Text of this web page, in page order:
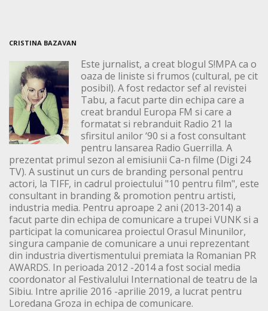
CRISTINA BAZAVAN
Este jurnalist, a creat blogul S!MPA ca o
oaza de liniste si frumos (cultural, pe cit
posibil). A fost redactor sef al revistei
Tabu, a facut parte din echipa care a
creat brandul Europa FM si care a
formatat si rebranduit Radio 21 la
sfirsitul anilor ‘90 si a fost consultant
pentru lansarea Radio Guerrilla. A
prezentat primul sezon al emisiunii Ca-n filme (Digi 24
TV). A sustinut un curs de branding personal pentru
actori, la TIFF, in cadrul proiectului "10 pentru film", este
consultant in branding & promotion pentru artisti,
industria media. Pentru aproape 2 ani (2013-2014) a
facut parte din echipa de comunicare a trupei VUNK si a
participat la comunicarea proiectul Orasul Minunilor,
singura campanie de comunicare a unui reprezentant
din industria divertismentului premiata la Romanian PR
AWARDS. In perioada 2012 -2014 a fost social media
coordonator al Festivalului International de teatru de la
Sibiu. Intre aprilie 2016 -aprilie 2019, a lucrat pentru
Loredana Groza in echipa de comunicare.